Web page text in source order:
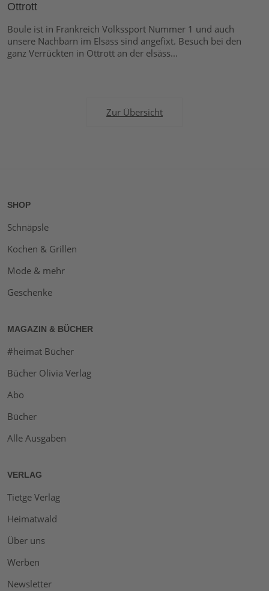
Ottrott
Boule ist in Frankreich Volkssport Nummer 1 und auch
unsere Nachbarn im Elsass sind angefixt. Besuch bei den
ganz Verrückten in Ottrott an der elsäss...
Zur Übersicht
SHOP
Schnäpsle
Kochen & Grillen
Mode & mehr
Geschenke
MAGAZIN & BÜCHER
#heimat Bücher
Bücher Olivia Verlag
Abo
Bücher
Alle Ausgaben
VERLAG
Tietge Verlag
Heimatwald
Über uns
Werben
Newsletter